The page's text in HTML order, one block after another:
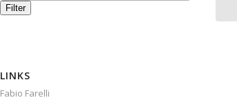
Filter
LINKS
Fabio Farelli